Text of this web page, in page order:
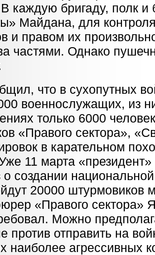
каждую бригаду, полк и
Майдана, для
и правом их
частями. Однако
что в сухопутных
военнослужащих, из
только 6000
«Правого сектора»,
в карательном
11 марта
о создании
20000 штурмовиков
«Правого сектора»
Можно
против отправить на
наиболее агрессивных